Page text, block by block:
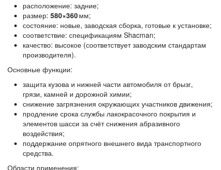
расположение: задние;
размер: 580×360мм;
состояние: новые, заводская сборка, готовые к установке;
соответствие: спецификациям Shacman;
качество: высокое (соответствует заводским стандартам
производителя).
Основные функции:
защита кузова и нижней части автомобиля от брызг,
грязи, камней и дорожной химии;
снижение загрязнения окружающих участников движения;
продление срока службы лакокрасочного покрытия и
элементов шасси за счёт снижения абразивного
воздействия;
поддержание опрятного внешнего вида транспортного
средства.
Области применения: